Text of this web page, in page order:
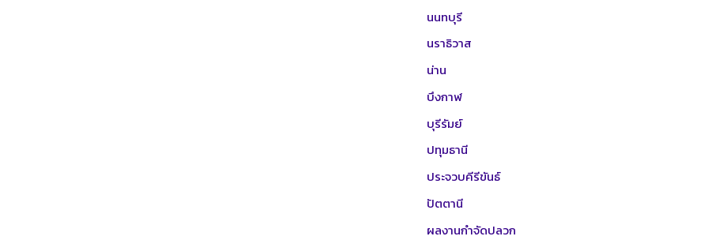
นนทบุรี
นราธิวาส
น่าน
บึงกาฬ
บุรีรัมย์
ปทุมธานี
ประจวบคีรีขันธ์
ปัตตานี
ผลงานกำจัดปลวก